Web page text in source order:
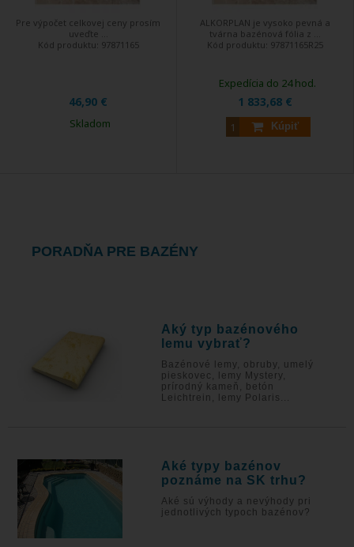
Pre výpočet celkovej ceny prosím
uveďte ...
Kód produktu: 97871165
46,90 €
Skladom
ALKORPLAN je vysoko pevná a
tvárna bazénová fólia z ...
Kód produktu: 97871165R25
1 833,68 €
Kúpiť
Expedícia do 24 hod.
PORADŇA PRE BAZÉNY
Aký typ bazénového
lemu vybrať?
Bazénové lemy, obruby, umelý
pieskovec, lemy Mystery,
prírodný kameň, betón
Leichtrein, lemy Polaris...
Aké typy bazénov
poznáme na SK trhu?
Aké sú výhody a nevýhody pri
jednotlivých typoch bazénov?